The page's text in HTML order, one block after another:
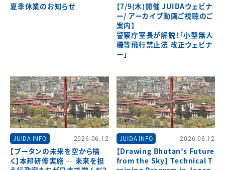
夏季休業のお知らせ
【7/9(木)開催 JUIDAウェビナ
ー/ アーカイブ動画ご視聴のご
案内】
警察庁室長が解説！「小型無人
機等飛行禁止法 改正ウェビナ
ー」
JUIDA INFO 2026.06.12
【ブータンの未来を空から描
く】本邦研修実施 ― 未来を担
JUIDA INFO 2026.06.12
【Drawing Bhutan’s Future
from the Sky】 Technical T